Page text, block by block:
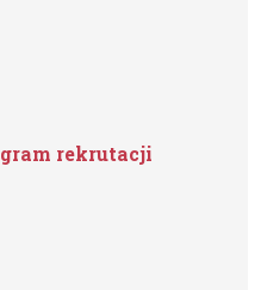
rekrutacji